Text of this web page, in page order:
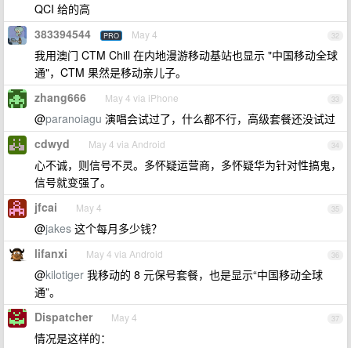
QCI 给的高
32
383394544 PRO May 4
我用澳门 CTM Chill 在内地漫游移动基站也显示 "中国移动全球
通"，CTM 果然是移动亲儿子。
33
zhang666 May 4 via iPhone
@paranoiagu 演唱会试过了，什么都不行，高级套餐还没试过
34
cdwyd May 4 via Android
心不诚，则信号不灵。多怀疑运营商，多怀疑华为针对性搞鬼，
信号就变强了。
35
jfcai May 4
@jakes 这个每月多少钱？
36
lifanxi May 4 via Android
@kilotiger 我移动的 8 元保号套餐，也是显示“中国移动全球
通”。
37
Dispatcher May 4
情况是这样的：